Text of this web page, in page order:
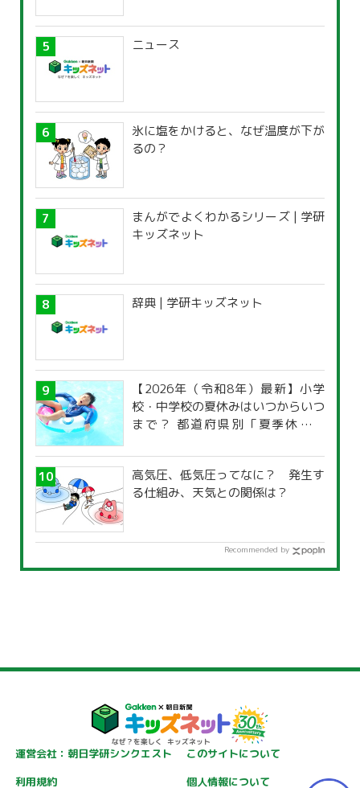
ニュース
氷に塩をかけると、なぜ温度が下が
るの？
まんがでよくわかるシリーズ | 学研
キッズネット
辞典 | 学研キッズネット
【2026年（令和8年）最新】小学
校・中学校の夏休みはいつからいつ
まで？ 都道府県別「夏季休暇一
高気圧、低気圧ってなに？ 発生す
る仕組み、天気との関係は？
Recommended by
運営会社：朝日学研シンクエスト
このサイトについて
利用規約
個人情報について